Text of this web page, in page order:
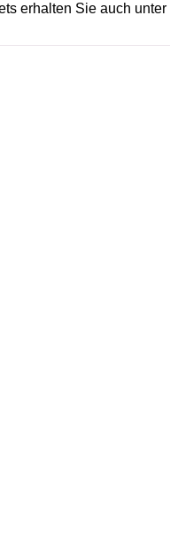
erhalten Sie auch unter